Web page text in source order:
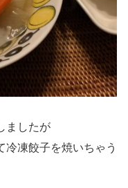
ましたが
冷凍餃子を焼いちゃう